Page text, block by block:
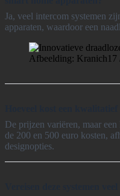
Ja, veel intercom systemen
apparaten, waardoor een
Afbeelding: Kranich17
De prijzen variëren, maar
de 200 en 500 euro kosten,
designopties.